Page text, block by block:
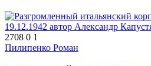
2708 0 1
Пилипенко Роман